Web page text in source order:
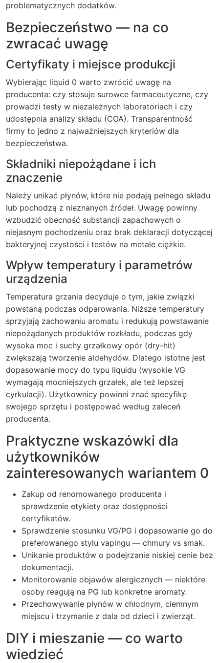
problematycznych dodatków.
Bezpieczeństwo — na co
zwracać uwagę
Certyfikaty i miejsce produkcji
Wybierając liquid 0 warto zwrócić uwagę na
producenta: czy stosuje surowce farmaceutyczne, czy
prowadzi testy w niezależnych laboratoriach i czy
udostępnia analizy składu (COA). Transparentność
firmy to jedno z najważniejszych kryteriów dla
bezpieczeństwa.
Składniki niepożądane i ich
znaczenie
Należy unikać płynów, które nie podają pełnego składu
lub pochodzą z nieznanych źródeł. Uwagę powinny
wzbudzić obecność substancji zapachowych o
niejasnym pochodzeniu oraz brak deklaracji dotyczącej
bakteryjnej czystości i testów na metale ciężkie.
Wpływ temperatury i parametrów
urządzenia
Temperatura grzania decyduje o tym, jakie związki
powstaną podczas odparowania. Niższe temperatury
sprzyjają zachowaniu aromatu i redukują powstawanie
niepożądanych produktów rozkładu, podczas gdy
wysoka moc i suchy grzałkowy opór (dry-hit)
zwiększają tworzenie aldehydów. Dlatego istotne jest
dopasowanie mocy do typu liquidu (wysokie VG
wymagają mocniejszych grzałek, ale też lepszej
cyrkulacji). Użytkownicy powinni znać specyfikę
swojego sprzętu i postępować według zaleceń
producenta.
Praktyczne wskazówki dla
użytkowników
zainteresowanych wariantem 0
Zakup od renomowanego producenta i
sprawdzenie etykiety oraz dostępności
certyfikatów.
Sprawdzenie stosunku VG/PG i dopasowanie go do
preferowanego stylu vapingu — chmury vs smak.
Unikanie produktów o podejrzanie niskiej cenie bez
dokumentacji.
Monitorowanie objawów alergicznych — niektóre
osoby reagują na PG lub konkretne aromaty.
Przechowywanie płynów w chłodnym, ciemnym
miejscu i trzymanie z dala od dzieci i zwierząt.
DIY i mieszanie — co warto
wiedzieć